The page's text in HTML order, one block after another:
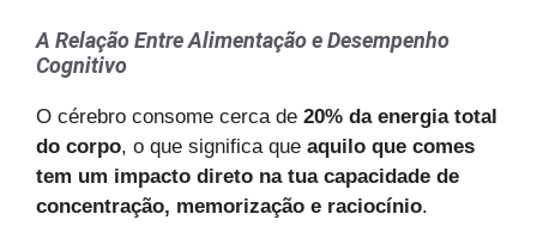
A Relação Entre Alimentação e Desempenho
Cognitivo
O cérebro consome cerca de 20% da energia total
do corpo, o que significa que aquilo que comes
tem um impacto direto na tua capacidade de
concentração, memorização e raciocínio.